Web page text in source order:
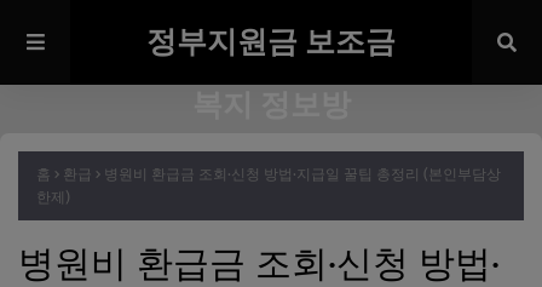
정부지원금 보조금
홈 환급
병원비 환급금 조회·신청 방법·지급일 꿀팁 총정리 (본인부담상
한제)
병원비 환급금 조회·신청 방법·